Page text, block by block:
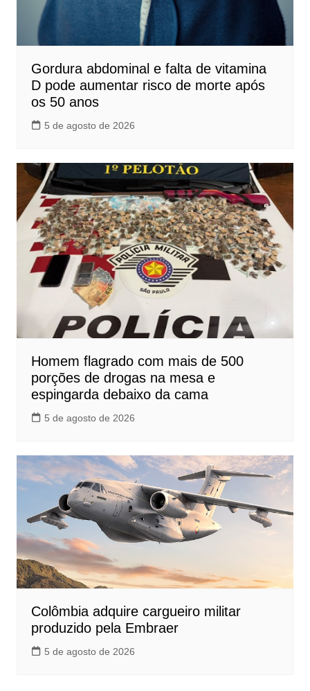
Gordura abdominal e falta de vitamina
D pode aumentar risco de morte após
os 50 anos
5 de agosto de 2026
Homem flagrado com mais de 500
porções de drogas na mesa e
espingarda debaixo da cama
5 de agosto de 2026
Colômbia adquire cargueiro militar
produzido pela Embraer
5 de agosto de 2026